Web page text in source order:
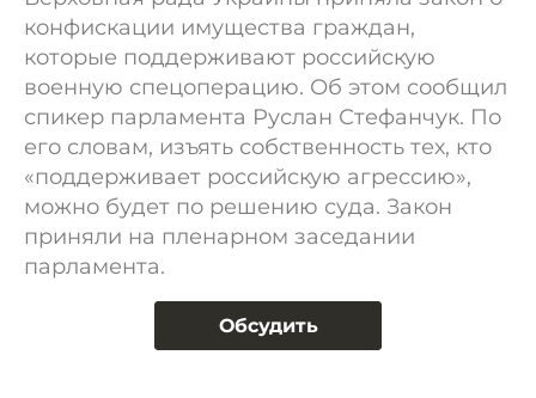
конфискации имущества граждан,
которые поддерживают российскую
военную спецоперацию. Об этом сообщил
спикер парламента Руслан Стефанчук. По
его словам, изъять собственность тех, кто
«поддерживает российскую агрессию»,
можно будет по решению суда. Закон
приняли на пленарном заседании
парламента.
Обсудить